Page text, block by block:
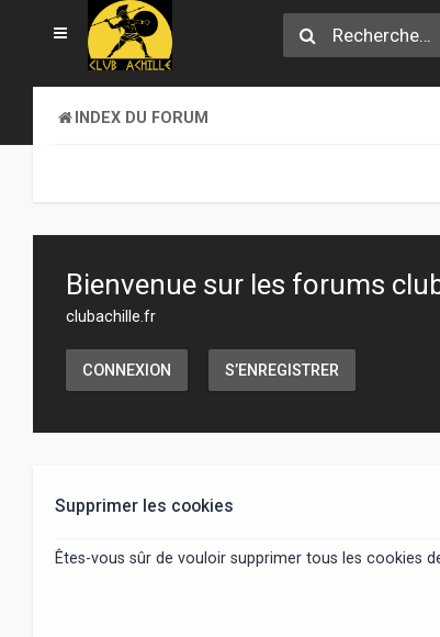
INDEX DU FORUM
Bienvenue sur les forums
clubachille.fr
CONNEXION S’ENREGISTRER
Supprimer les cookies
Êtes-vous sûr de vouloir supprimer tous les cookies